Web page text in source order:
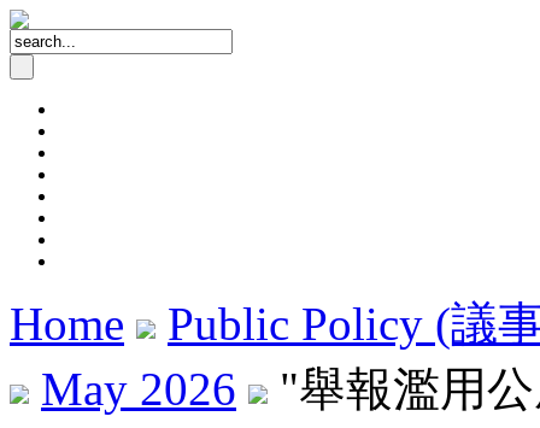
Home
Public Policy (議
May 2026
"舉報濫用